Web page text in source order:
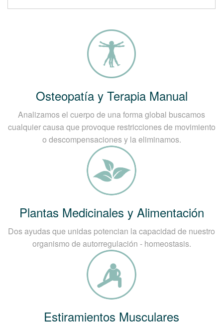
Osteopatía y Terapia Manual
Analizamos el cuerpo de una forma global buscamos
cualquier causa que provoque restricciones de movimiento
o descompensaciones y la eliminamos.
Plantas Medicinales y Alimentación
Dos ayudas que unidas potencian la capacidad de nuestro
organismo de autorregulación - homeostasis.
Estiramientos Musculares